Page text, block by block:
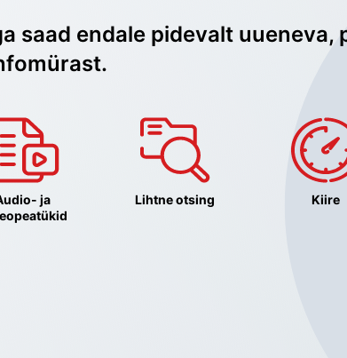
saad endale pidevalt
ja
Lihtne otsing Kiire